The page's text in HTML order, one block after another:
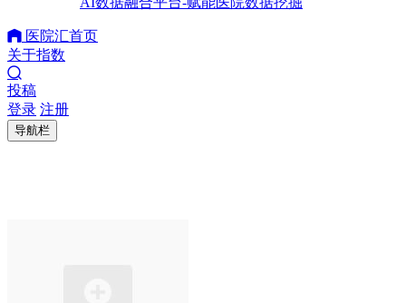
医院汇首页
关于指数
投稿
登录 注册
导航栏